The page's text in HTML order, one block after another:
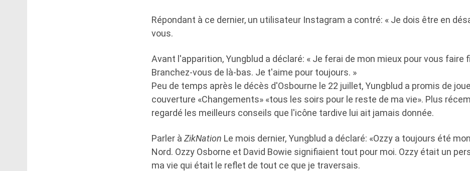
Répondant à ce dernier, un utilisateur Instagram a contré: « Je dois être en
vous.
Avant l'apparition, Yungblud a déclaré: « Je ferai de mon mieux pour vous faire
Branchez-vous de là-bas. Je t'aime pour toujours. »
Peu de temps après le décès d'Osbourne le 22 juillet, Yungblud a promis de
couverture «Changements» «tous les soirs pour le reste de ma vie». Plus
regardé les meilleurs conseils que l'icône tardive lui ait jamais donnée.
Parler à ZikNation Le mois dernier, Yungblud a déclaré: «Ozzy a toujours été
Nord. Ozzy Osborne et David Bowie signifiaient tout pour moi. Ozzy était un
ma vie qui était le reflet de tout ce que je traversais.